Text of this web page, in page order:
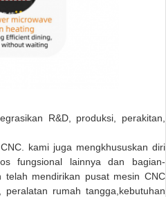
R&D, produksi, perakitan,
kami juga mengkhususkan diri
fungsional lainnya dan bagian-
telah mendirikan pusat mesin CNC
rumah tangga,kebutuhan